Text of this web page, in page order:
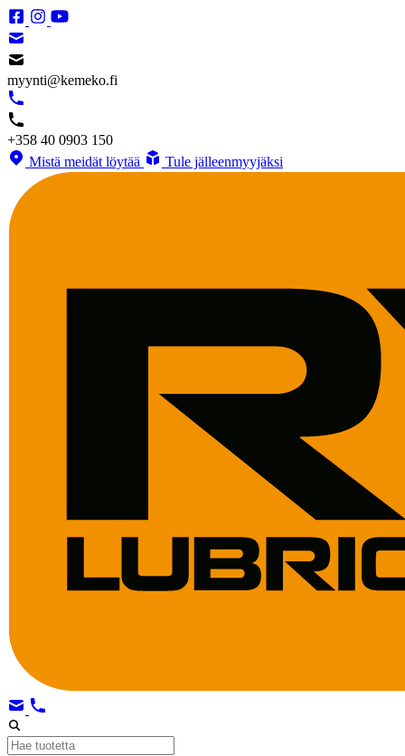
myynti@kemeko.fi
+358 40 0903 150
Mistä meidät löytää
Tule jälleenmyyjäksi